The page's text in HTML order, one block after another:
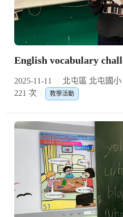
English vocabulary
2025-11-11 北屯區 北屯國
221 次
教學活動